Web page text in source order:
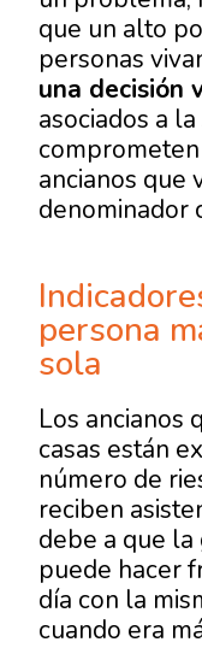
que un alto
personas
una decisión
asociados a
ancianos que
denominador
persona
sola
Los ancianos
casas están
número de
reciben
debe a que
puede hacer
día con la
cuando era